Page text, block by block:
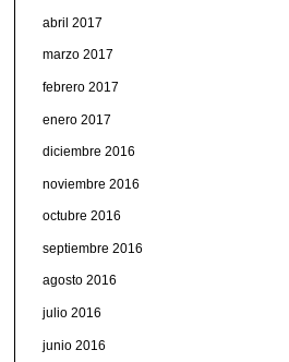
abril 2017
marzo 2017
febrero 2017
enero 2017
diciembre 2016
noviembre 2016
octubre 2016
septiembre 2016
agosto 2016
julio 2016
junio 2016